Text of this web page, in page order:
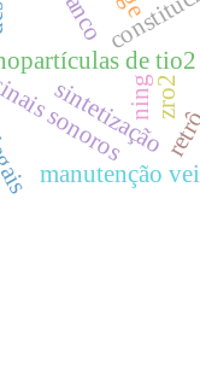
de tio2
ning
manutenção
sintetização
sonoros zro2